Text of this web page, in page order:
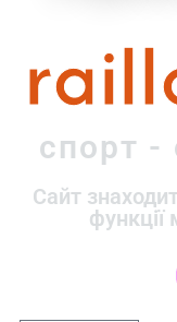
спорт -
Сайт